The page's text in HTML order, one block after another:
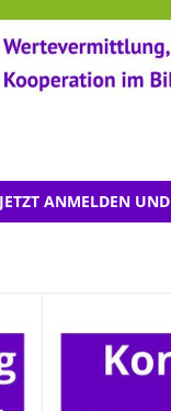
ANMELDEN